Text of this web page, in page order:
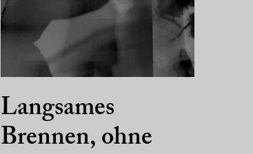
Langsames
Brennen, ohne